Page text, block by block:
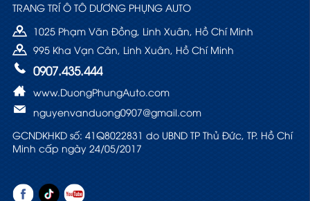
TRANG TRÍ Ô TÔ DƯƠNG PHỤNG AUTO
1025 Phạm Văn Đồng, Linh Xuân, Hồ Chí Minh
995 Kha Vạn Cân, Linh Xuân, Hồ Chí Minh
0907.435.444
www.DuongPhungAuto.com
nguyenvanduong0907@gmail.com
GCNDKHKD số: 41Q8022831 do UBND TP Thủ Đức, TP. Hồ Chí
Minh cấp ngày 24/05/2017